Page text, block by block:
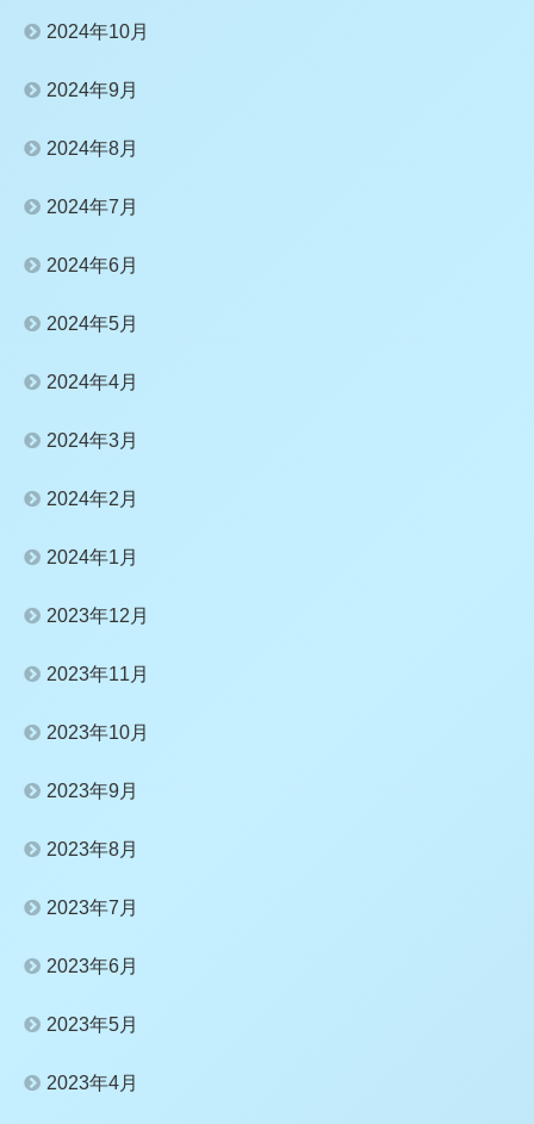
2024年10月
2024年9月
2024年8月
2024年7月
2024年6月
2024年5月
2024年4月
2024年3月
2024年2月
2024年1月
2023年12月
2023年11月
2023年10月
2023年9月
2023年8月
2023年7月
2023年6月
2023年5月
2023年4月